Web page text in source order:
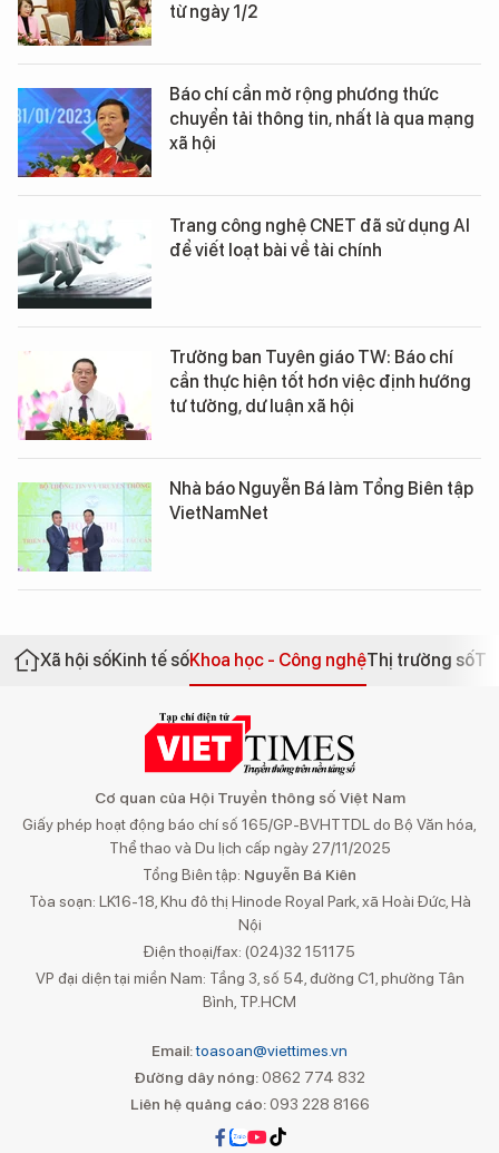
từ ngày 1/2
Báo chí cần mở rộng phương thức
chuyển tải thông tin, nhất là qua mạng
xã hội
Trang công nghệ CNET đã sử dụng AI
để viết loạt bài về tài chính
Trưởng ban Tuyên giáo TW: Báo chí
cần thực hiện tốt hơn việc định hướng
tư tưởng, dư luận xã hội
Nhà báo Nguyễn Bá làm Tổng Biên tập
VietNamNet
Xã hội sốKinh tế sốKhoa học - Công nghệThị trường số
Cơ quan của Hội Truyền thông số Việt Nam
Giấy phép hoạt động báo chí số 165/GP-BVHTTDL do Bộ Văn hóa,
Thể thao và Du lịch cấp ngày 27/11/2025
Tổng Biên tập: Nguyễn Bá Kiên
Tòa soạn: LK16-18, Khu đô thị Hinode Royal Park, xã Hoài Đức, Hà
Nội
Điện thoại/fax: (024)32 151175
VP đại diện tại miền Nam: Tầng 3, số 54, đường C1, phường Tân
Bình, TP.HCM
Email:toasoan@viettimes.vn
Đường dây nóng: 0862 774 832
Liên hệ quảng cáo:093 228 8166